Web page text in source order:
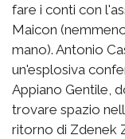
fare i conti con
Maicon
mano). Antonio
un'esplosiva
Appiano Gentile,
trovare spazio
ritorno di Zdenek